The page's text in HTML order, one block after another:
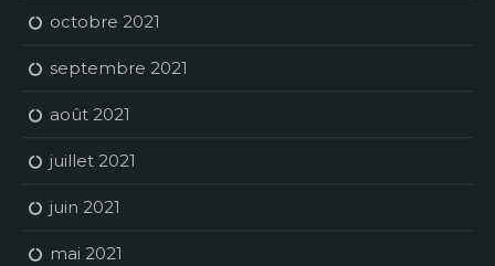
octobre 2021
septembre 2021
août 2021
juillet 2021
juin 2021
mai 2021